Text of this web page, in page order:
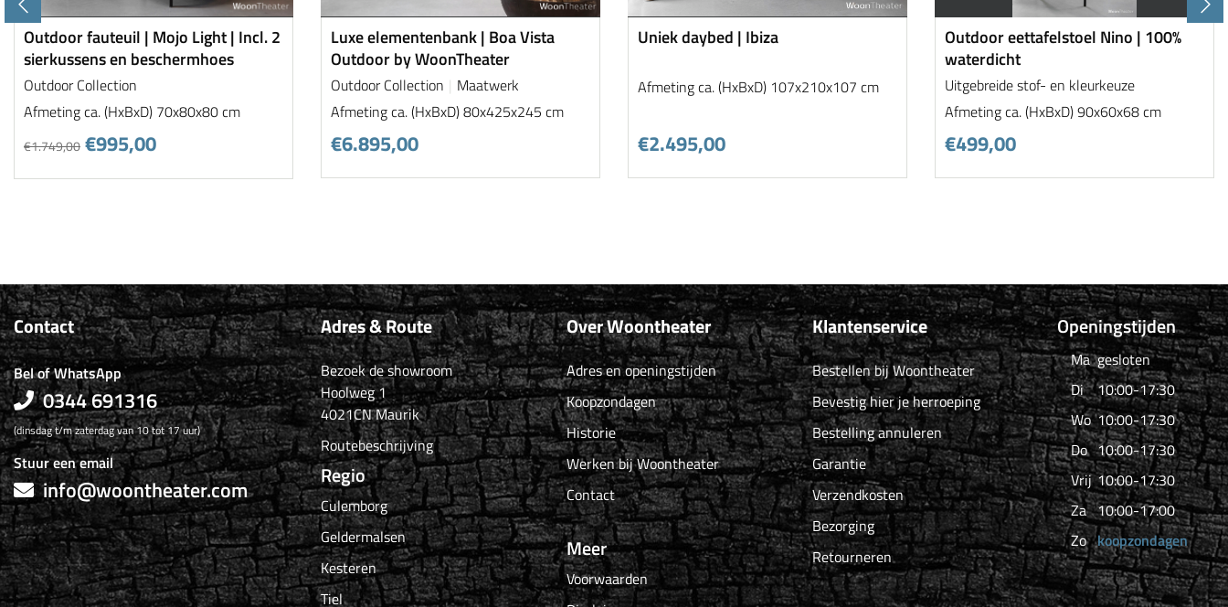
Outdoor fauteuil | Mojo Light | Incl. 2
sierkussens en beschermhoes
Outdoor Collection
Afmeting ca. (HxBxD) 70x80x80 cm
€1.749,00 €995,00
Luxe elementenbank | Boa Vista
Outdoor by WoonTheater
Outdoor Collection
Maatwerk
Afmeting ca. (HxBxD) 80x425x245 cm
€6.895,00
Uniek daybed | Ibiza
Afmeting ca. (HxBxD) 107x210x107 cm
€2.495,00
Outdoor eettafelstoel Nino | 100%
waterdicht
Uitgebreide stof- en kleurkeuze
Afmeting ca. (HxBxD) 90x60x68 cm
€499,00
Contact
Bel of WhatsApp
0344 691316
(dinsdag t/m zaterdag van 10 tot 17 uur)
Stuur een email
info@woontheater.com
Adres & Route
Bezoek de showroom
Hoolweg 1
4021CN Maurik
Routebeschrijving
Regio
Culemborg
Geldermalsen
Kesteren
Tiel
Over Woontheater
Adres en openingstijden
Koopzondagen
Historie
Werken bij Woontheater
Contact
Meer
Voorwaarden
Klantenservice
Bestellen bij Woontheater
Bevestig hier je herroeping
Bestelling annuleren
Garantie
Verzendkosten
Bezorging
Retourneren
Openingstijden
Ma gesloten
Di
10:00-17:30
Wo 10:00-17:30
Do 10:00-17:30
Vrij 10:00-17:30
Za 10:00-17:00
Zo koopzondagen